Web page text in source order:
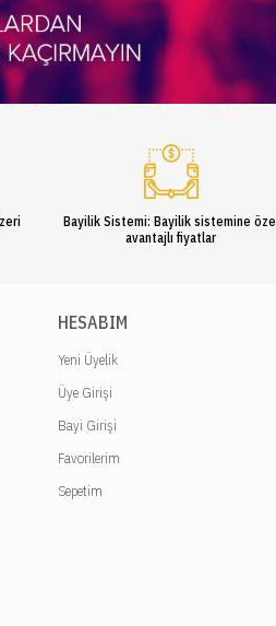
Bayilik Sistemi: Bayilik sistemine özel
avantajlı fiyatlar
HESABIM
Yeni Üyelik
Üye Girişi
Bayi Girişi
Favorilerim
Sepetim